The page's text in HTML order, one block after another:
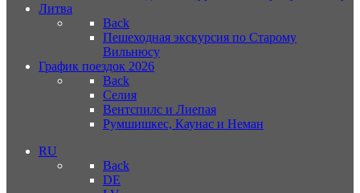
Литва
Back
Пешеходная экскурсия по Старому
Вильнюсу
График поездок 2026
Back
Селия
Вентспилс и Лиепая
Румшишкес, Каунас и Неман
RU
Back
DE